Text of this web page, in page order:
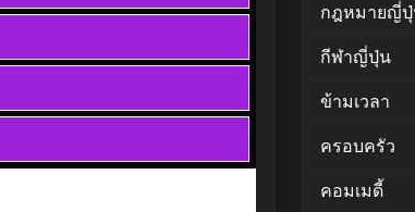
กฎหมายญี่
กีฬาญี่ปุ่น
ข้ามเวลา
ครอบครัว
คอมเมดี้